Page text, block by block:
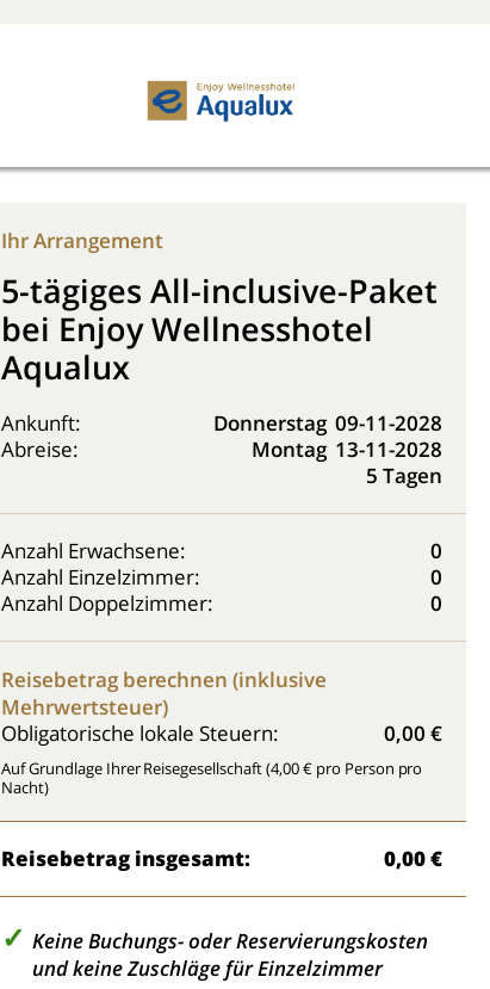
Ihr Arrangement
5-tägiges All-inclusive-Paket
bei Enjoy Wellnesshotel
Aqualux
Ankunft: Donnerstag 09-11-2028
Abreise:
Montag 13-11-2028
5 Tagen
Anzahl Erwachsene:
0
Anzahl Einzelzimmer:
0
Anzahl Doppelzimmer:
0
Reisebetrag berechnen (inklusive
Mehrwertsteuer)
Obligatorische lokale Steuern:
0,00 €
Auf Grundlage Ihrer Reisegesellschaft (4,00 € pro Person pro
Nacht)
Reisebetrag insgesamt: 0,00 €
Keine Buchungs- oder Reservierungskosten
und keine Zuschläge für Einzelzimmer